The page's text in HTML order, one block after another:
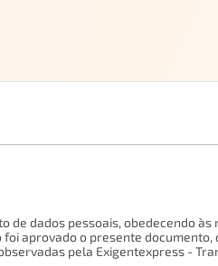
de dados pessoais, obedecendo às
aprovado o presente documento,
pela Exigentexpress -